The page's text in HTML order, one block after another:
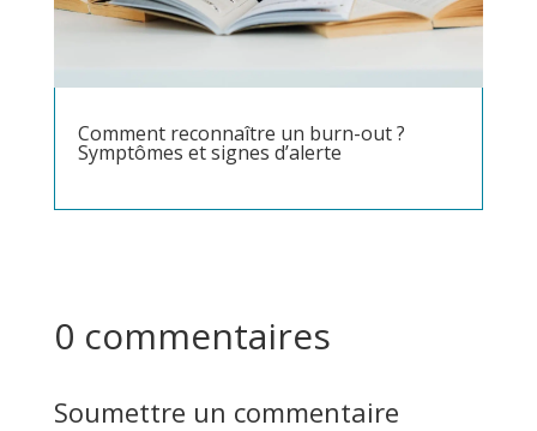
Comment reconnaître un burn-out ?
Symptômes et signes d’alerte
0 commentaires
Soumettre un commentaire